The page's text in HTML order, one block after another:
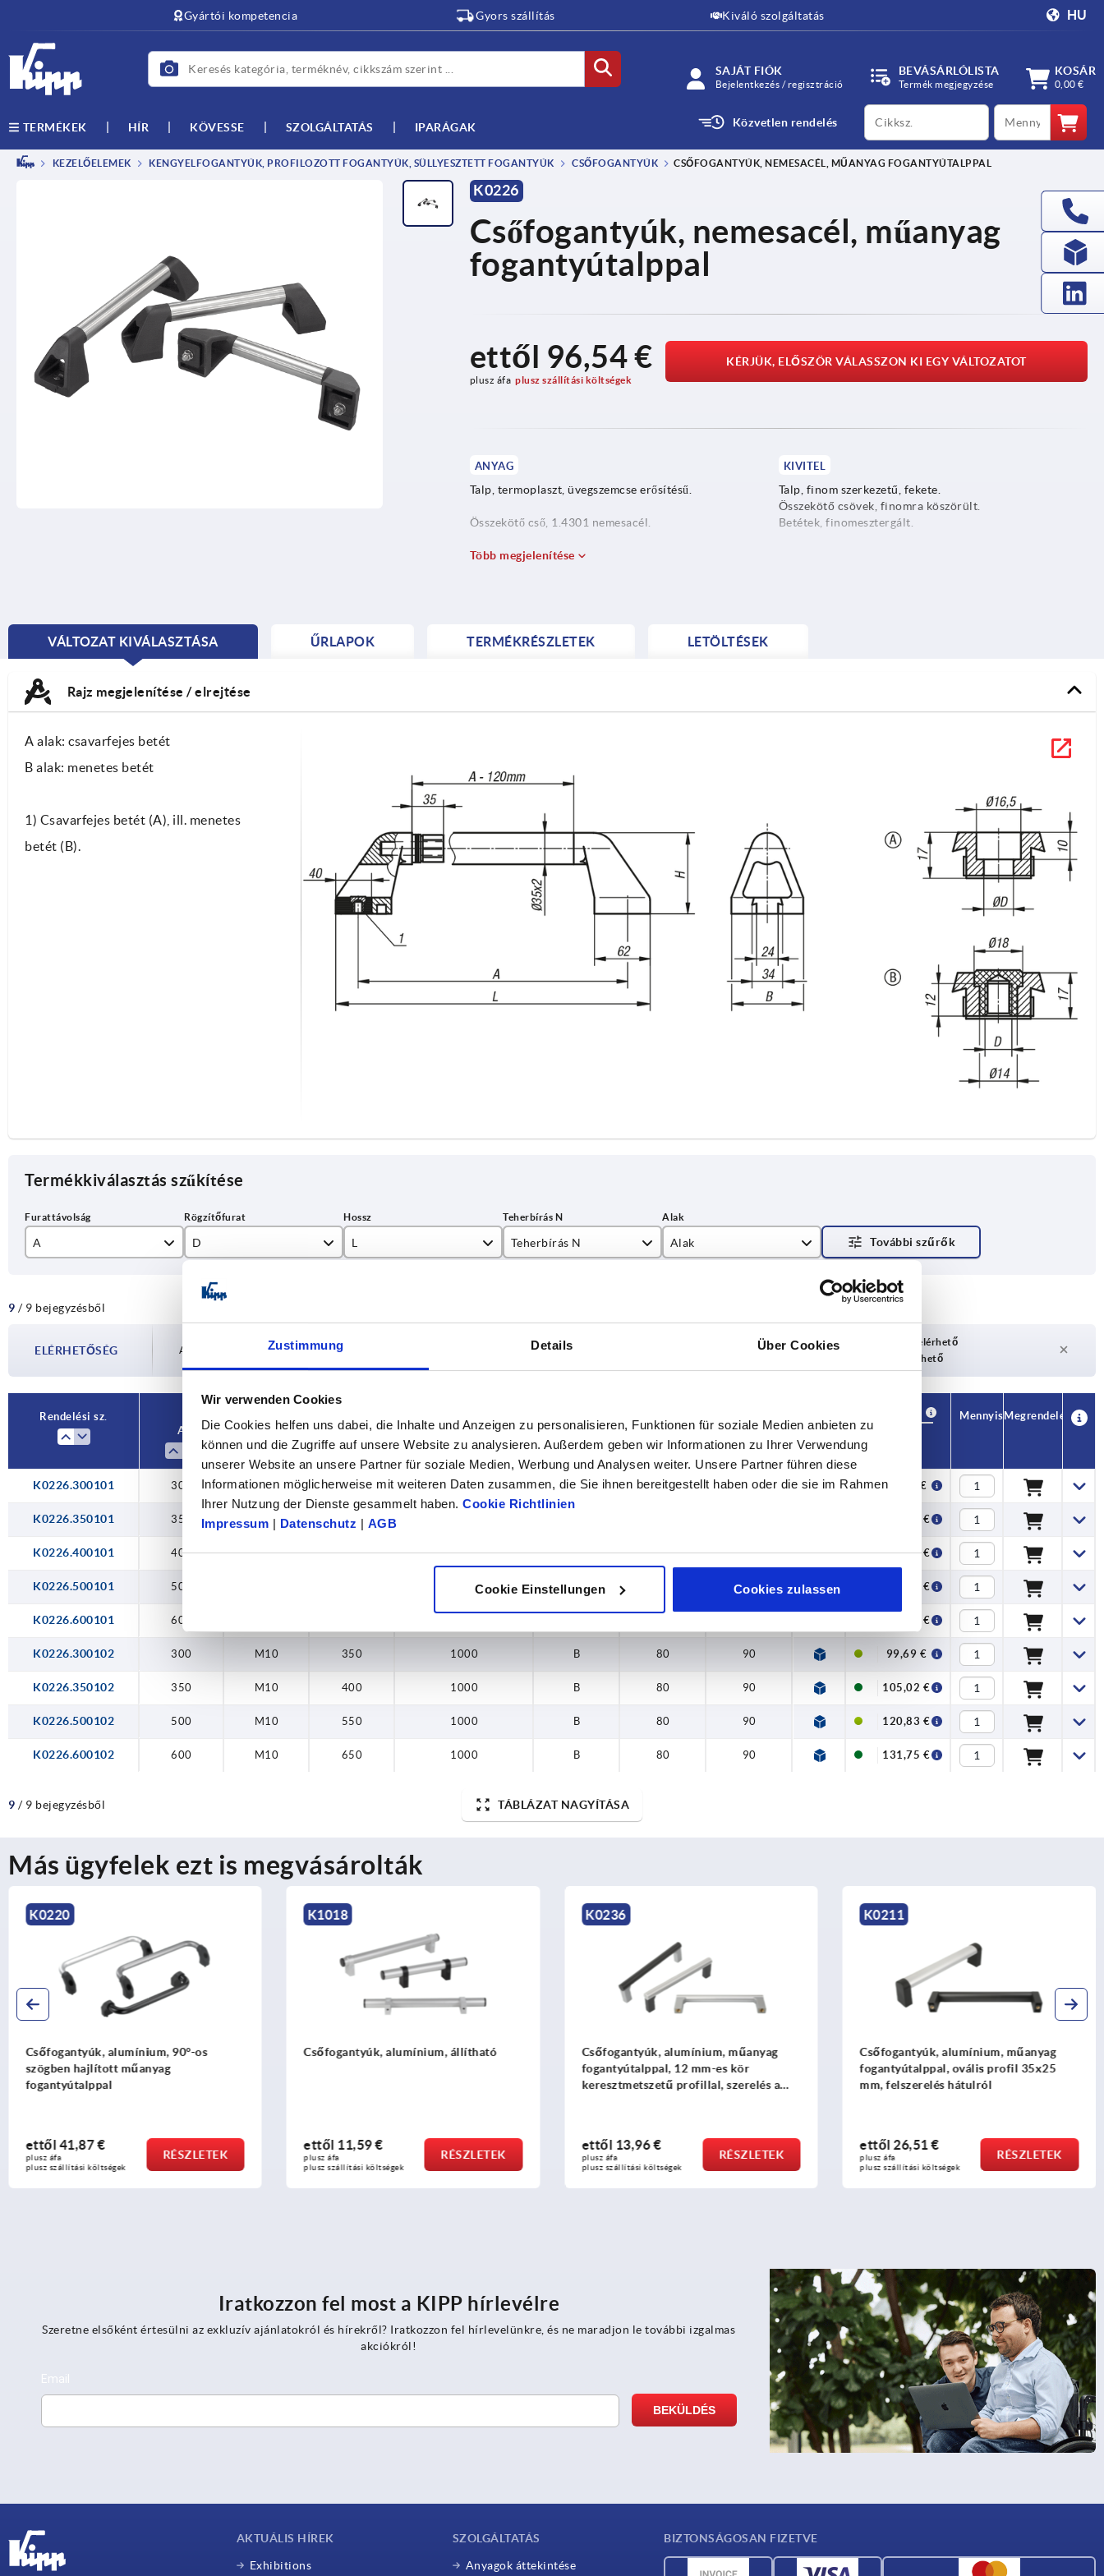
Zustimmung Details Über Cookies
Wir verwenden Cookies
Die Cookies helfen uns dabei, die Inhalte und Anzeigen zu personalisieren, Funktionen für soziale Medien anbieten zu
können und die Zugriffe auf unsere Website zu analysieren. Außerdem geben wir Informationen zu Ihrer Verwendung
unserer Website an unsere Partner für soziale Medien, Werbung und Analysen weiter. Unsere Partner führen diese
Informationen möglicherweise mit weiteren Daten zusammen, die Sie ihnen bereitgestellt haben oder die sie im Rahmen
Ihrer Nutzung der Dienste gesammelt haben. Cookie Richtlinien
Impressum | Datenschutz | AGB
Cookie Einstellungen Cookies zulassen
Gyártói kompetencia Gyors szállítás Kiváló szolgáltatás HU
SAJÁT FIÓK
Bejelentkezés / regisztráció
BEVÁSÁRLÓLISTA
Termék megjegyzése
KOSÁR
0,00 €
TERMÉKEK HÍR KÖVESSE SZOLGÁLTATÁS IPARÁGAK Közvetlen rendelés
productCode qty
KEZELŐELEMEK KENGYELFOGANTYÚK, PROFILOZOTT FOGANTYÚK, SÜLLYESZTETT FOGANTYÚK CSŐFOGANTYÚK CSŐFOGANTYÚK, NEMESACÉL, MŰANYAG FOGANTYÚTALPPAL
K0226
Csőfogantyúk, nemesacél, műanyag
fogantyútalppal
ettől 96,54 €
plusz áfa plusz szállítási költségek
KÉRJÜK, ELŐSZÖR VÁLASSZON KI EGY VÁLTOZATOT
ANYAG
Talp, termoplaszt, üvegszemcse erősítésű.
Összekötő cső, 1.4301 nemesacél.
Betétek, 1.4305 nemesacél.
KIVITEL
Talp, finom szerkezetű, fekete.
Összekötő csövek, finomra köszörült.
Betétek, finomesztergált.
Több megjelenítése
VÁLTOZAT KIVÁLASZTÁSA
CURRENT
ŰRLAPOK TERMÉKRÉSZLETEK LETÖLTÉSEK
Rajz megjelenítése / elrejtése
A alak: csavarfejes betét
B alak: menetes betét
1) Csavarfejes betét (A), ill. menetes
betét (B).
Termékkiválasztás szűkítése
A
350
400
500
D L
550
Teherbírás N Alak
9 / 9 bejegyzésből
ELÉRHETŐSÉG Az elérhetőségeket rendszeres időközönként naponta többször frissítjük.
Hamarosan újra elérhető
Jelenleg nem elérhető
Rendelési sz.
A
D L Teherbírás N Alak B H
MennyiségMegrendelés
K0226.300101 300 11 350 1000 A 80 90 96,54 €
K0226.350101 350 11 400 101,62 €
K0226.400101 400 11 450 1000 A 80 90 107,02 €
K0226.500101 500 1000 A 90 117,57 €
K0226.600101 600 128,44 €
K0226.300102 300 M10 350 1000 B 80 90 99,69 €
K0226.350102 350 M10 400 1000 B 80 90 105,02 €
K0226.500102 500 M10 550 1000 B 80 90 120,83 €
K0226.600102 600 M10 650 1000 B 80 90 131,75 €
9 / 9 bejegyzésből TÁBLÁZAT NAGYÍTÁSA
Más ügyfelek ezt is megvásárolták
alumínium, 90°-os
hajlított műanyag
41,87 €
költségek
RÉSZLETEK
Csőfogantyúk, alumínium, állítható
11,59 €
plusz szállítási költségek
RÉSZLETEK
Csőfogantyúk, alumínium, műanyag
fogantyútalppal, 12 mm-es kör
keresztmetszetű profillal, szerelés a
13,96 €
plusz szállítási költségek
RÉSZLETEK
Csőfogantyúk, alumínium, műanyag
fogantyútalppal, ovális profil 35x25
mm, felszerelés hátulról
26,51 €
plusz szállítási költségek
RÉSZLETEK
Iratkozzon fel most a KIPP hírlevélre
Szeretne elsőként értesülni az exkluzív ajánlatokról és hírekről? Iratkozzon fel hírlevelünkre, és ne maradjon le további izgalmas
akciókról!
AKTUÁLIS HÍREK
Exhibitions
SZOLGÁLTATÁS
Anyagok áttekintése
BIZTONSÁGOSAN FIZETVE